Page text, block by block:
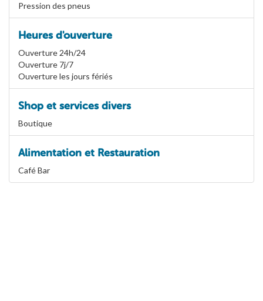
Pression des pneus
Heures d'ouverture
Ouverture 24h/24
Ouverture 7j/7
Ouverture les jours fériés
Shop et services divers
Boutique
Alimentation et Restauration
Café Bar